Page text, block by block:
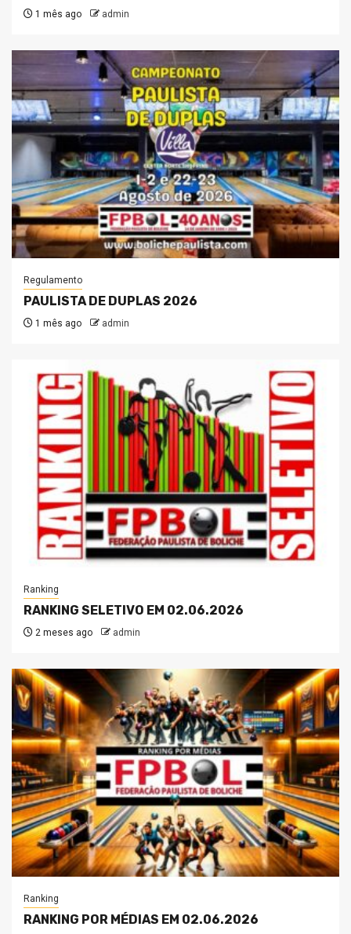
1 mês ago admin
Regulamento
PAULISTA DE DUPLAS 2026
1 mês ago admin
Ranking
RANKING SELETIVO EM 02.06.2026
2 meses ago admin
Ranking
RANKING POR MÉDIAS EM 02.06.2026